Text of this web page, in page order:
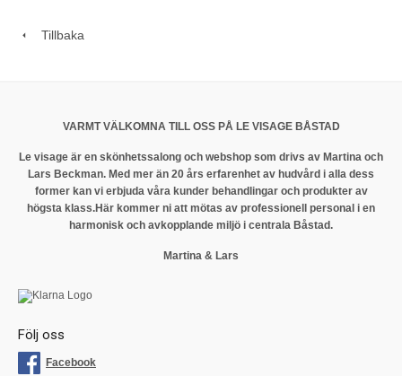
Tillbaka
VARMT VÄLKOMNA TILL OSS PÅ LE VISAGE BÅSTAD
Le visage är en skönhetssalong och webshop som drivs av Martina och
Lars Beckman. Med mer än 20 års erfarenhet av hudvård i alla dess
former kan vi erbjuda våra kunder behandlingar och produkter av
högsta klass.Här kommer ni att mötas av professionell personal i en
harmonisk och avkopplande miljö i centrala Båstad.
Martina & Lars
Följ oss
Facebook